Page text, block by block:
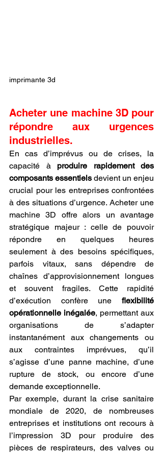
imprimante 3d
Acheter une machine 3D pour
répondre aux urgences
industrielles.
En cas d’imprévus ou de crises, la
capacité à produire rapidement des
composants essentiels devient un enjeu
crucial pour les entreprises confrontées
à des situations d’urgence. Acheter une
machine 3D offre alors un avantage
stratégique majeur : celle de pouvoir
répondre en quelques heures
seulement à des besoins spécifiques,
parfois vitaux, sans dépendre de
chaînes d’approvisionnement longues
et souvent fragiles. Cette rapidité
d’exécution confère une flexibilité
opérationnelle inégalée, permettant aux
organisations de s’adapter
instantanément aux changements ou
aux contraintes imprévues, qu’il
s’agisse d’une panne machine, d’une
rupture de stock, ou encore d’une
demande exceptionnelle.
Par exemple, durant la crise sanitaire
mondiale de 2020, de nombreuses
entreprises et institutions ont recours à
l’impression 3D pour produire des
pièces de respirateurs, des valves ou